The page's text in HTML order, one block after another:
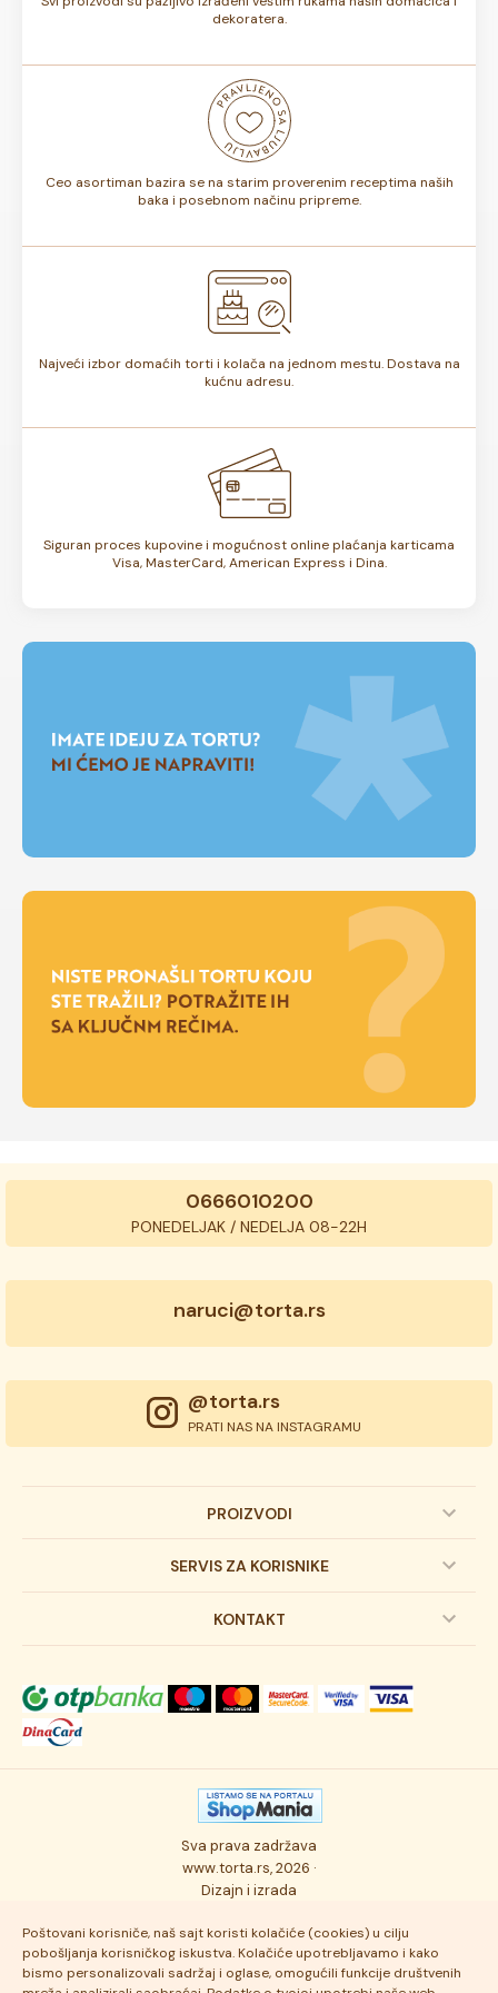
dekoratera.
Ceo asortiman bazira se na starim proverenim receptima naših
baka i posebnom načinu pripreme.
Najveći izbor domaćih torti i kolača na jednom mestu. Dostava na
kućnu adresu.
Siguran proces kupovine i mogućnost online plaćanja karticama
Visa, MasterCard, American Express i Dina.
Poštovani korisniče, naš sajt koristi kolačiće (cookies) u cilju
pobošljanja korisničkog iskustva. Kolačiće upotrebljavamo i kako
bismo personalizovali sadržaj i oglase, omogućili funkcije društvenih
0666010200
PONEDELJAK / NEDELJA 08-22H
naruci@torta.rs
@torta.rs
PRATI NAS NA INSTAGRAMU
PROIZVODI
Dečije torte
Svadbene torte
Torta klasici
Osmisli tortu
Ukusi torti
SERVIS ZA KORISNIKE
Prijava na newsletter
Dostava robe
Autorska prava
Politika privatnosti
Najčešće postavljana pitanja
KONTAKT
Novosti
Posao
Kontakt
Sva prava zadržava
www.torta.rs, 2026 ·
Dizajn i izrada